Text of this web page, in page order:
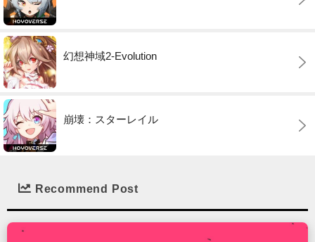
幻想神域2-Evolution
崩壊：スターレイル
Recommend Post